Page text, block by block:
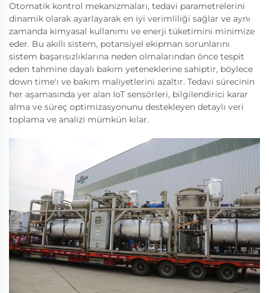
Otomatik kontrol mekanizmaları, tedavi parametrelerini
dinamik olarak ayarlayarak en iyi verimliliği sağlar ve aynı
zamanda kimyasal kullanımı ve enerji tüketimini minimize
eder. Bu akıllı sistem, potansiyel ekipman sorunlarını
sistem başarısızlıklarına neden olmalarından önce tespit
eden tahmine dayalı bakım yeteneklerine sahiptir, böylece
down time'ı ve bakım maliyetlerini azaltır. Tedavi sürecinin
her aşamasında yer alan IoT sensörleri, bilgilendirici karar
alma ve süreç optimizasyonunu destekleyen detaylı veri
toplama ve analizi mümkün kılar.